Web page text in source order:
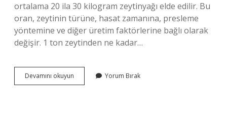
ortalama 20 ila 30 kilogram zeytinyağı elde edilir. Bu
oran, zeytinin türüne, hasat zamanına, presleme
yöntemine ve diğer üretim faktörlerine bağlı olarak
değişir. 1 ton zeytinden ne kadar…
Devamını okuyun
Ton
Yorum Bırak